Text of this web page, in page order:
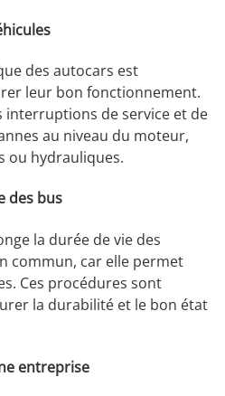
des autocars est
leur bon fonctionnement.
interruptions de service et de
au niveau du moteur,
ou hydrauliques.
des bus
la durée de vie des
commun, car elle permet
Ces procédures sont
la durabilité et le bon état
entreprise